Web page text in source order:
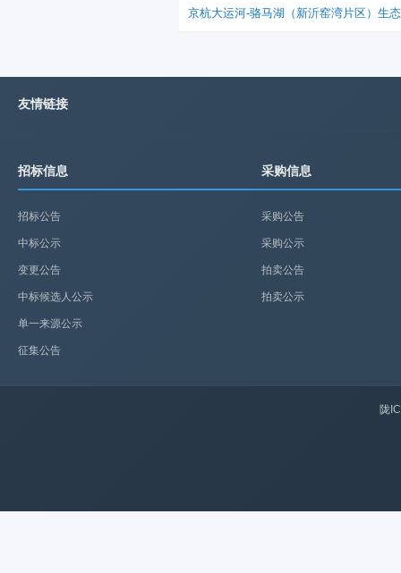
京杭大运河-骆马湖（新沂窑湾片区）生
友情链接
招标信息
招标公告
中标公示
变更公告
中标候选人公示
单一来源公示
征集公告
采购信息
采购公告
采购公示
拍卖公告
拍卖公示
陇